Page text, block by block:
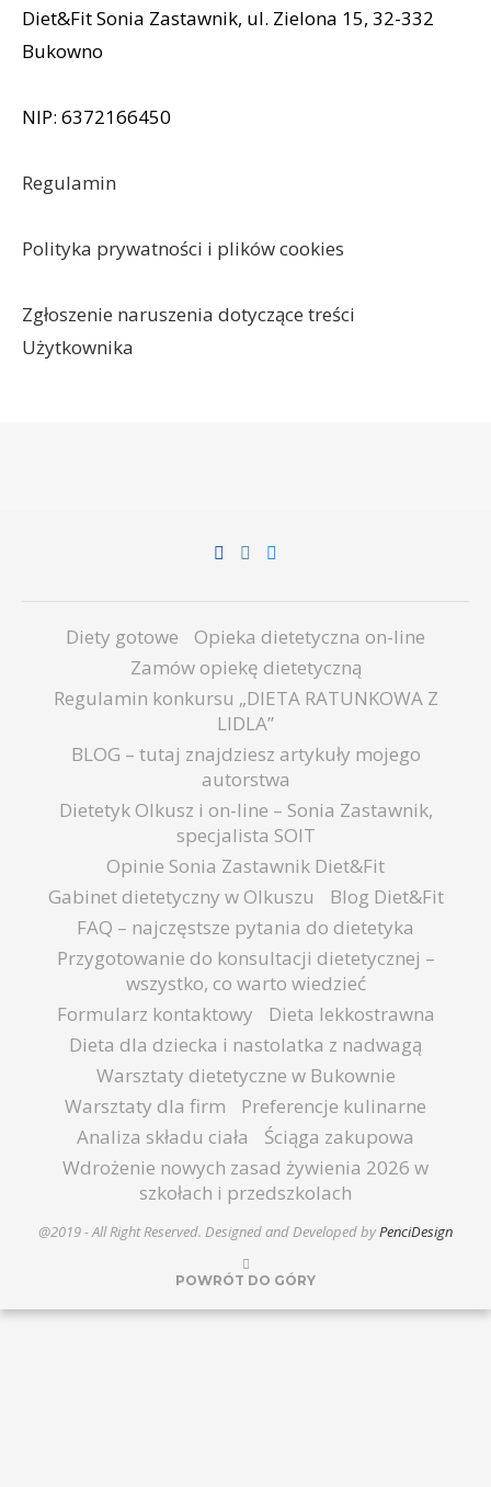
Diet&Fit Sonia Zastawnik, ul. Zielona 15, 32-332
Bukowno
NIP: 6372166450
Regulamin
Polityka prywatności i plików cookies
Zgłoszenie naruszenia dotyczące treści
Użytkownika
Diety gotowe
Opieka dietetyczna on-line
Zamów opiekę dietetyczną
Regulamin konkursu „DIETA RATUNKOWA Z
LIDLA”
BLOG – tutaj znajdziesz artykuły mojego
autorstwa
Dietetyk Olkusz i on-line – Sonia Zastawnik,
specjalista SOIT
Opinie Sonia Zastawnik Diet&Fit
Gabinet dietetyczny w Olkuszu
Blog Diet&Fit
FAQ – najczęstsze pytania do dietetyka
Przygotowanie do konsultacji dietetycznej –
wszystko, co warto wiedzieć
Formularz kontaktowy
Dieta lekkostrawna
Dieta dla dziecka i nastolatka z nadwagą
Warsztaty dietetyczne w Bukownie
Warsztaty dla firm
Preferencje kulinarne
Analiza składu ciała
Ściąga zakupowa
Wdrożenie nowych zasad żywienia 2026 w
szkołach i przedszkolach
@2019 - All Right Reserved. Designed and Developed byPenciDesign
POWRÓT DO GÓRY